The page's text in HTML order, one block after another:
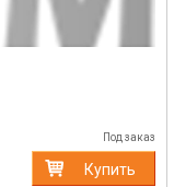
Под заказ
Купить